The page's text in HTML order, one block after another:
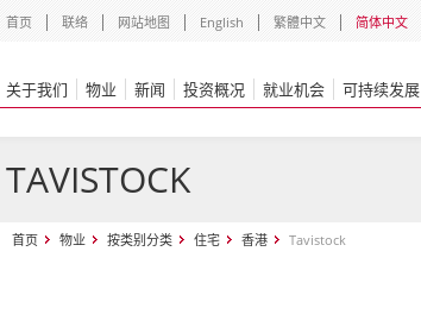
首页 联络 网站地图 English 繁體中文 简体中文
关于我们 物业 新闻 投资概况 就业机会 可持续发展
TAVISTOCK
首页 物业 按类别分类 住宅 香港 Tavistock